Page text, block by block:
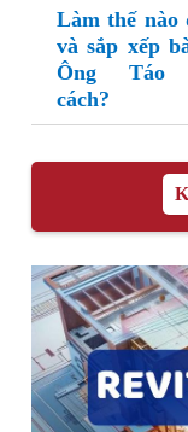
Làm thế nào
và sắp xếp
Ông Táo
cách?